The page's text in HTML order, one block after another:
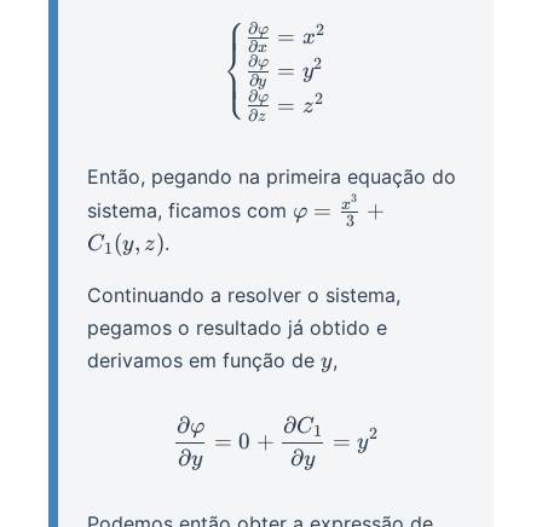
\varphi
\begin{cases}
⎩
⎨⎧ ∂x
∂φ = x2
∂y
∂φ = y2
∂z
∂φ = z2
Então, pegando na primeira equação do
sistema, ficamos com \varphi =
\frac{x^3}
C_1(y,z)
φ = 3
x3 +
C1(y, z).
Continuando a resolver o sistema,
pegamos o resultado já obtido e
derivamos em função de y
y,
\frac{\partial
∂y
∂φ
= 0 +
∂y
∂C1 = y2